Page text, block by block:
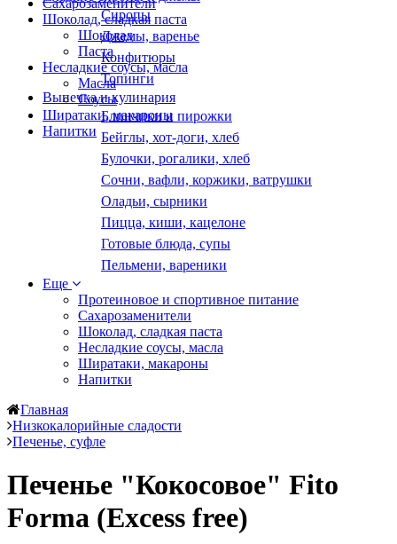
Сахарозаменители
Шоколад, сладкая паста
Шоколад
Паста
Несладкие соусы, масла
Масла
Соусы
Ширатаки, макароны
Напитки
Сиропы
Джемы, варенье
Конфитюры
Топинги
Выпечка и кулинария
Блинчики и пирожки
Бейглы, хот-доги, хлеб
Булочки, рогалики, хлеб
Сочни, вафли, коржики, ватрушки
Оладьи, сырники
Пицца, киши, кацелоне
Готовые блюда, супы
Пельмени, вареники
Еще
Протеиновое и спортивное питание
Сахарозаменители
Шоколад, сладкая паста
Несладкие соусы, масла
Ширатаки, макароны
Напитки
Главная
Низкокалорийные сладости
Печенье, суфле
Печенье "Кокосовое" Fito
Forma (Excess free)